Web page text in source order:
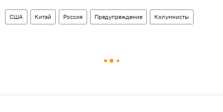
США Китай Россия Предупреждение Колумнисты